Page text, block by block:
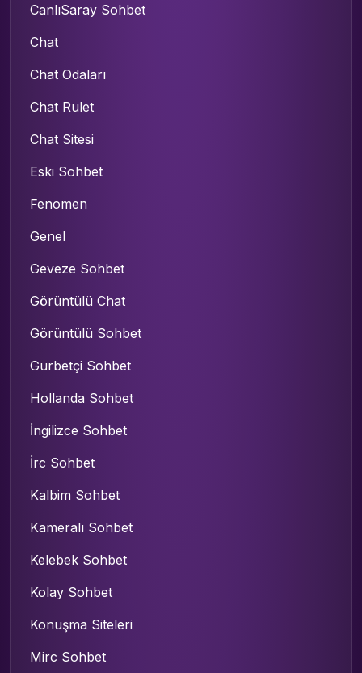
CanlıSaray Sohbet
Chat
Chat Odaları
Chat Rulet
Chat Sitesi
Eski Sohbet
Fenomen
Genel
Geveze Sohbet
Görüntülü Chat
Görüntülü Sohbet
Gurbetçi Sohbet
Hollanda Sohbet
İngilizce Sohbet
İrc Sohbet
Kalbim Sohbet
Kameralı Sohbet
Kelebek Sohbet
Kolay Sohbet
Konuşma Siteleri
Mirc Sohbet